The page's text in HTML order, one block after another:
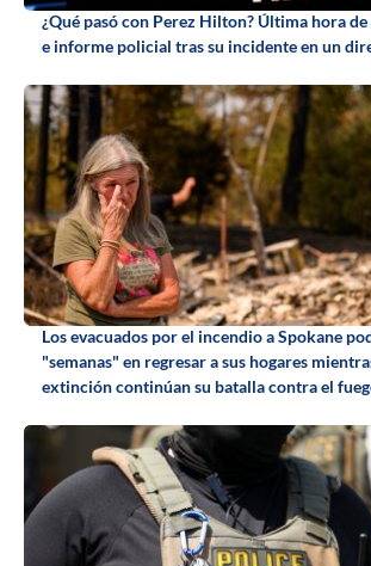
¿Qué pasó con Perez Hilton? Última hora de
e informe policial tras su incidente en un
Los evacuados por el incendio a Spokane
"semanas" en regresar a sus hogares
extinción continúan su batalla contra el